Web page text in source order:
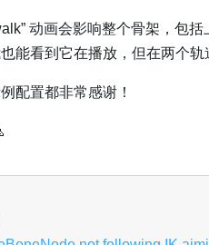
动画会影响整个骨架，包
能看到它在播放，但在两个
配置都非常感谢！